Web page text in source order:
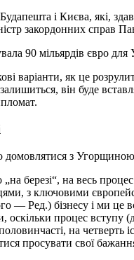
і Києва, які,
закордонних справ
90 мільярдів євро для
варіанти, як це
він буде
домовлятися з
березі“, на весь
з ключовими
— Ред.) бізнесу і ми
оскільки процес
на четверть
просувати свої